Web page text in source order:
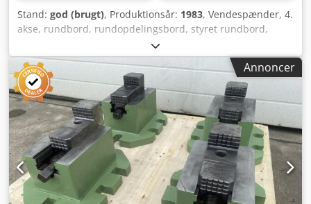
Stand: god (brugt), Produktionsår: 1983, Vendespænder, 4.
akse, rundbord, rundopdelingsbord, styret rundbord,
inddelingsapparat, delhoved, rundtaktbord - Model: AWH
355 - Kan spændes på én side - Uden hydraulikaggregat -
Med hydrauliske ventiler - Uden styring - Styres via
kamafbryder - Understøttet af opspændingsvinkel til tung
bearbejdning - Opspændingsflade: Ø 350 mm -
Spidshøjde: 350 mm - Bremset: hydraulisk - Drevet:
hydraulisk - Hydraulikmotorens omdrejningstal: 10-1500
omdr./min Dedpeb A Nn Tofx Almjkr - Slugvolumen: 20
cm³/omdr. - Dimensioner: 680/360/H620 mm - Egenvægt:
290 kg
Annoncer